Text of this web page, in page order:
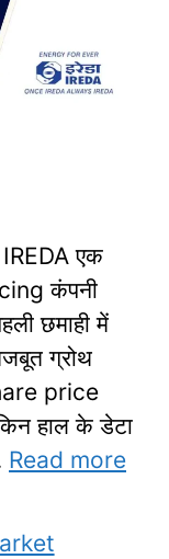
एक
कंपनी
छमाही में
ग्रोथ
price
हाल के डेटा
Read more